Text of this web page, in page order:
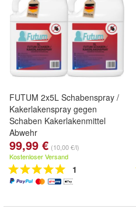
FUTUM 2x5L Schabenspray /
Kakerlakenspray gegen
Schaben Kakerlakenmittel
Abwehr
99,99 € (10,00 €/l)
Kostenloser Versand
1